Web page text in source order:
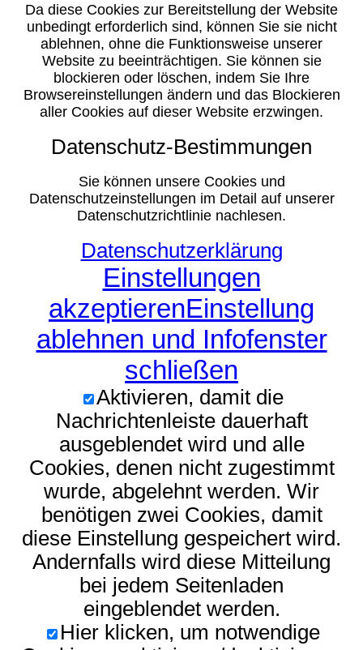
Da diese Cookies zur Bereitstellung der Website
unbedingt erforderlich sind, können Sie sie nicht
ablehnen, ohne die Funktionsweise unserer
Website zu beeinträchtigen. Sie können sie
blockieren oder löschen, indem Sie Ihre
Browsereinstellungen ändern und das Blockieren
aller Cookies auf dieser Website erzwingen.
Datenschutz-Bestimmungen
Sie können unsere Cookies und
Datenschutzeinstellungen im Detail auf unserer
Datenschutzrichtlinie nachlesen.
Datenschutzerklärung
Einstellungen
akzeptierenEinstellung
ablehnen und Infofenster
schließen
Aktivieren, damit die
Nachrichtenleiste dauerhaft
ausgeblendet wird und alle
Cookies, denen nicht zugestimmt
wurde, abgelehnt werden. Wir
benötigen zwei Cookies, damit
diese Einstellung gespeichert wird.
Andernfalls wird diese Mitteilung
bei jedem Seitenladen
eingeblendet werden.
Hier klicken, um notwendige